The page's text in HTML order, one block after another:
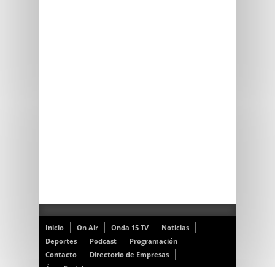
Inicio On Air Onda 15 TV
Noticias
Deportes
Podcast
Programación
Contacto
Directorio de Empresas